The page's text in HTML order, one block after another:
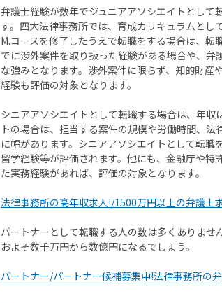
弁護士経験が数年でジュニアアソシエイトとし
す。四大法律事務所では、育成カリキュラムと
M.コースを修了したうえで転職をする場合は、
でに渉外案件を取り扱った経験がある場合や、
な強みとなります。渉外案件に限らず、知的財
経験も評価の対象となります。
シニアアソシエイトとして転職する場合は、年
トの場合は、担当する案件の規模や労働時間、
に幅があります。シニアアソシエイトとして転
留学経験等が評価されます。他にも、金融庁や
た実務経験があれば、評価の対象となります。
法律事務所の高年収求人!/1500万円以上の弁護士
パートナーとして転職する人の数は多くありま
およそ数千万円から数億円になるでしょう。
パートナー/パートナー候補募集中!法律事務所の